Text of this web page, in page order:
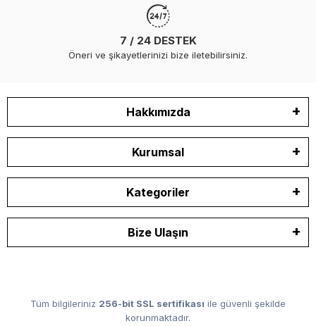
7 / 24 DESTEK
Öneri ve şikayetlerinizi bize iletebilirsiniz.
Hakkımızda
Kurumsal
Kategoriler
Bize Ulaşın
Tüm bilgileriniz 256-bit SSL sertifikası ile güvenli şekilde
korunmaktadır.